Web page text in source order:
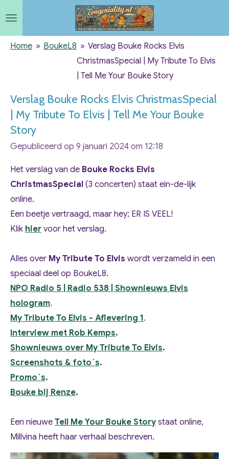
naar
Home » BoukeL8 » Verslag Bouke Rocks Elvis
ChristmasSpecial | My Tribute To Elvis
| Tell Me Your Bouke Story
Verslag Bouke Rocks Elvis ChristmasSpecial
| My Tribute To Elvis | Tell Me Your Bouke
Story
Gepubliceerd op 9 januari 2024 om 12:18
Het verslag van de Bouke Rocks Elvis
ChristmasSpecial(3 concerten) staat ein-de-lijk
online.
Een beetje vertraagd, maar hey; ER IS VEEL!
Klik hiervoor het verslag.
Alles over My Tribute To Elvis wordt verzameld in een
speciaal deel op BoukeL8.
NPO Radio 5 | Radio 538 | Shownieuws Elvis
hologram.
My Tribute To Elvis - Aflevering 1.
Interview met Rob Kemps.
Shownieuws over My Tribute To Elvis.
Screenshots & foto´s.
Promo´s.
Bouke bij Renze.
Een nieuweTell Me Your Bouke Storystaat online,
Millvina heeft haar verhaal beschreven.